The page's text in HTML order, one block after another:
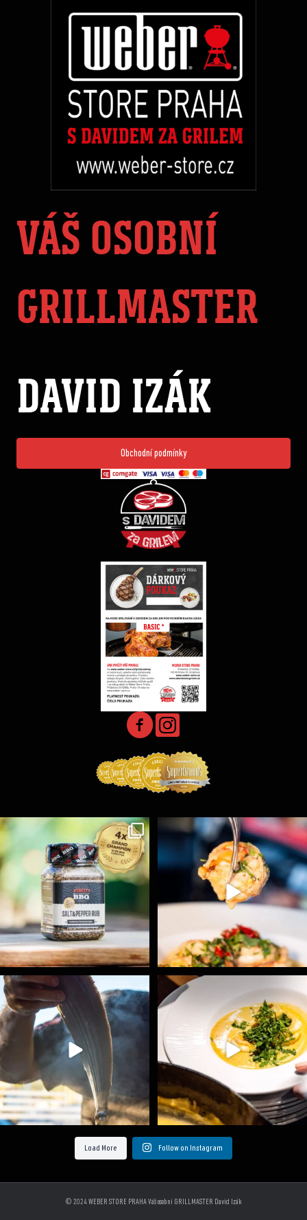
VÁŠ OSOBNÍ
GRILLMASTER
DAVID IZÁK
Obchodní podmínky
Koření Suncity – autentická BBQ chuť u vás doma!...
1 0
Spoustu podobných triků, které vám usnadní nejenom ...
9 0
Ryba na grilu je opravdu rychlá, a stejně tak Všechny fámozní recepty, které znáte z našich
0
Load More Follow on Instagram
© 2024 WEBER STORE PRAHA Váš osobní GRILLMASTER David Izák